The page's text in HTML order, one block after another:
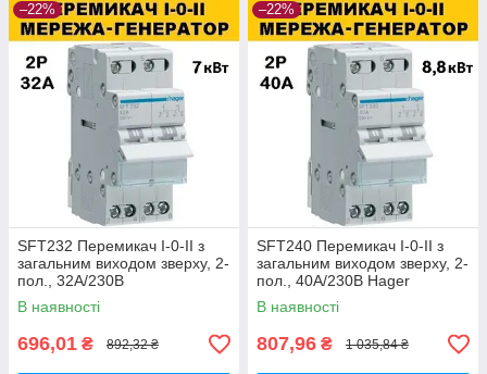
–22%
SFT232 Перемикач I-0-II з
загальним виходом зверху, 2-
пол., 32А/230В
В наявності
696,01 ₴ 892,32 ₴
–22%
SFT240 Перемикач I-0-II з
загальним виходом зверху, 2-
пол., 40А/230В Hager
В наявності
807,96 ₴ 1 035,84 ₴